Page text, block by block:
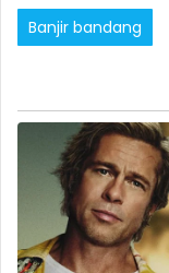
Banjir bandang